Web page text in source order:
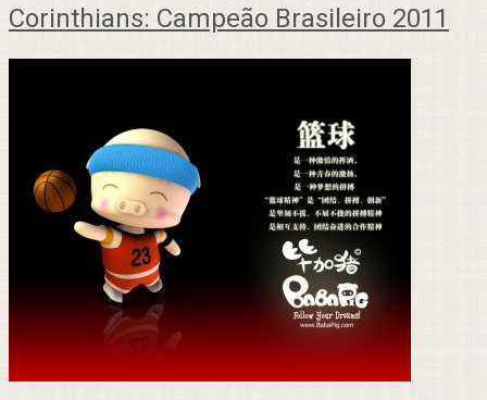
Corinthians: Campeão Brasileiro 2011